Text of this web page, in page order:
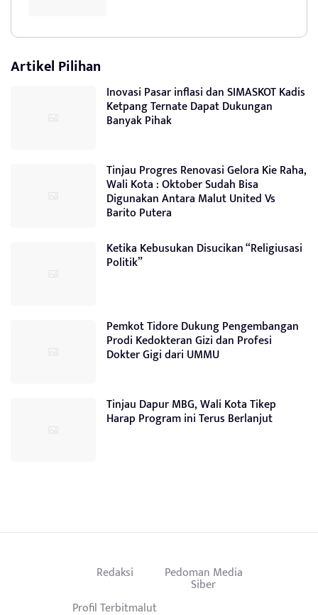
Artikel Pilihan
Inovasi Pasar inflasi dan SIMASKOT Kadis
Ketpang Ternate Dapat Dukungan
Banyak Pihak
Tinjau Progres Renovasi Gelora Kie Raha,
Wali Kota : Oktober Sudah Bisa
Digunakan Antara Malut United Vs
Barito Putera
Ketika Kebusukan Disucikan “Religiusasi
Politik”
Pemkot Tidore Dukung Pengembangan
Prodi Kedokteran Gizi dan Profesi
Dokter Gigi dari UMMU
Tinjau Dapur MBG, Wali Kota Tikep
Harap Program ini Terus Berlanjut
Redaksi Pedoman Media
Siber
Profil Terbitmalut